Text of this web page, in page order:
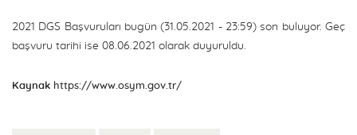
2021 DGS Başvuruları bugün (31.05.2021 - 23:59) son buluyor. Geç
başvuru tarihi ise 08.06.2021 olarak duyuruldu.
Kaynak https://www.osym.gov.tr/